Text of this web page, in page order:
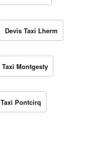
Devis Taxi Lherm
Taxi Montgesty
Pontcirq